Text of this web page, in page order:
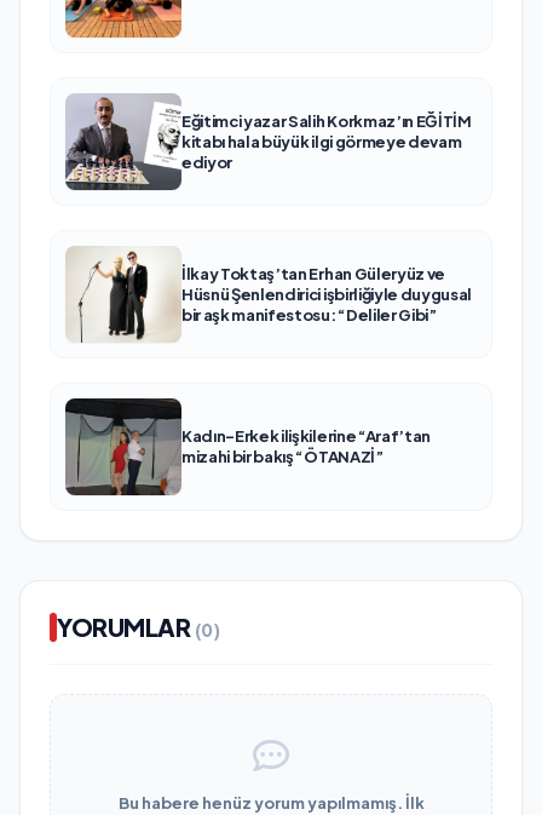
Eğitimci yazar Salih Korkmaz’ın EĞİTİM
kitabı hala büyük ilgi görmeye devam
ediyor
İlkay Toktaş’tan Erhan Güleryüz ve
Hüsnü Şenlendirici işbirliğiyle duygusal
bir aşk manifestosu: “Deliler Gibi”
Kadın-Erkek ilişkilerine “Araf’tan
mizahi bir bakış “ÖTANAZİ”
YORUMLAR (0)
Bu habere henüz yorum yapılmamış. İlk